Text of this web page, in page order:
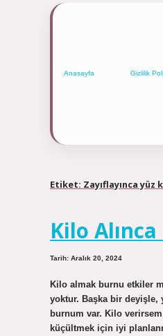
Anasayfa Gizlilik
Etiket: Zayıflayınca yüz
Kilo
Tarih: Aralık 20, 2024
Kilo almak burnu etkiler
yoktur. Başka bir
burnum var. Kilo
küçültmek için iyi